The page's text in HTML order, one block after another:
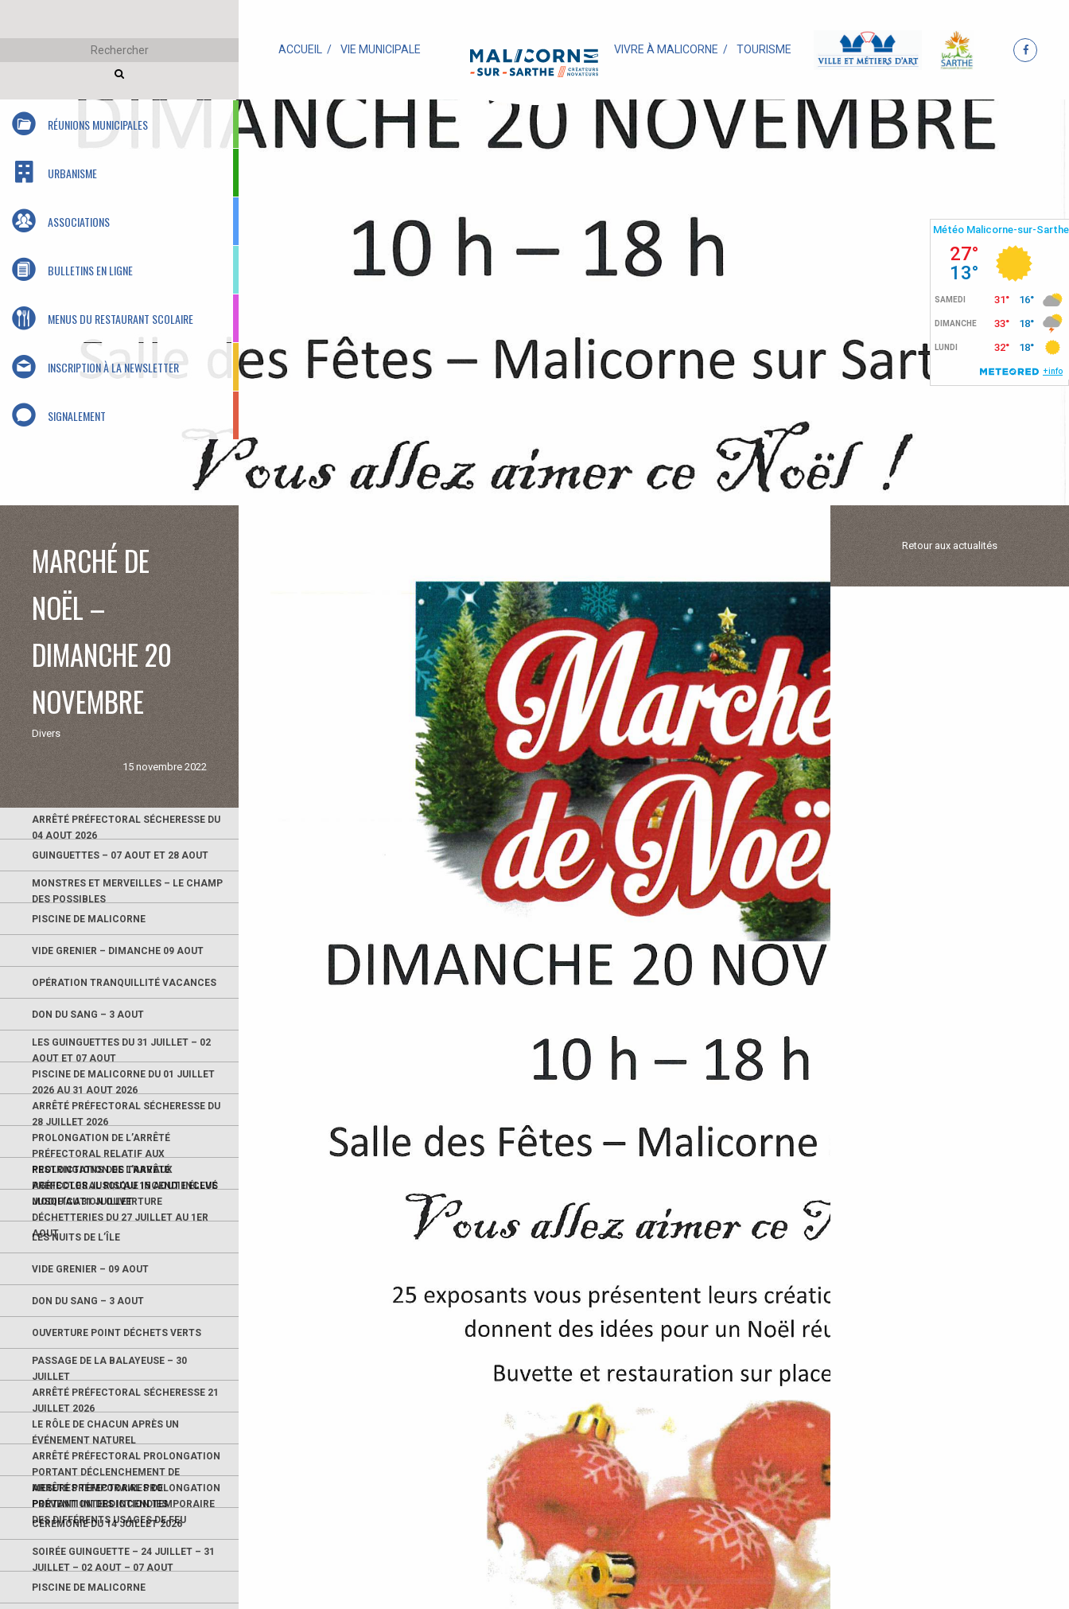
ACCUEIL VIE MUNICIPALE VIVRE À MALICORNE TOURISME
RÉUNIONS MUNICIPALES
URBANISME
ASSOCIATIONS
BULLETINS EN LIGNE
MENUS DU RESTAURANT SCOLAIRE
INSCRIPTION À LA NEWSLETTER
SIGNALEMENT
MARCHÉ DE
NOËL –
DIMANCHE 20
NOVEMBRE
Divers
15 novembre 2022
ARRÊTÉ PRÉFECTORAL SÉCHERESSE DU
04 AOUT 2026
GUINGUETTES – 07 AOUT ET 28 AOUT
MONSTRES ET MERVEILLES – LE CHAMP
DES POSSIBLES
PISCINE DE MALICORNE
VIDE GRENIER – DIMANCHE 09 AOUT
OPÉRATION TRANQUILLITÉ VACANCES
DON DU SANG – 3 AOUT
LES GUINGUETTES DU 31 JUILLET – 02
AOUT ET 07 AOUT
PISCINE DE MALICORNE DU 01 JUILLET
2026 AU 31 AOUT 2026
ARRÊTÉ PRÉFECTORAL SÉCHERESSE DU
28 JUILLET 2026
PROLONGATION DE L’ARRÊTÉ
PRÉFECTORAL RELATIF AUX
RESTRICTIONS DES TRAVAUX
AGRICOLES JUSQU’AU 15 AOUT INCLUS
PROLONGATION DE L’ARRÊTÉ
PRÉFECTORAL RISQUE INCENDIE ÉLEVÉ
JUSQU’AU 31 JUILLET
MODIFICATION OUVERTURE
DÉCHETTERIES DU 27 JUILLET AU 1ER
AOUT
LES NUITS DE L’ÎLE
VIDE GRENIER – 09 AOUT
DON DU SANG – 3 AOUT
OUVERTURE POINT DÉCHETS VERTS
PASSAGE DE LA BALAYEUSE – 30
JUILLET
ARRÊTÉ PRÉFECTORAL SÉCHERESSE 21
JUILLET 2026
LE RÔLE DE CHACUN APRÈS UN
ÉVÉNEMENT NATUREL
ARRÊTÉ PRÉFECTORAL PROLONGATION
PORTANT DÉCLENCHEMENT DE
MESURES TEMPORAIRES DE
PRÉVENTION DES INCENDIES
ARRÊTÉ PRÉFECTORAL PROLONGATION
PORTANT INTERDICTION TEMPORAIRE
DES DIFFÉRENTS USAGES DE FEU
CÉRÉMONIE DU 14 JUILLET 2026
SOIRÉE GUINGUETTE – 24 JUILLET – 31
JUILLET – 02 AOUT – 07 AOUT
PISCINE DE MALICORNE
Retour aux actualités